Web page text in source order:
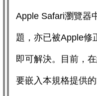
Apple Safari瀏覽器
題，亦已被Apple修
即可解決。目前，
要嵌入本規格提供